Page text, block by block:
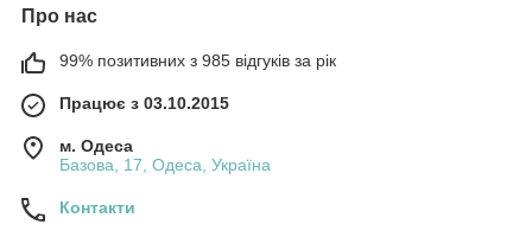
Про нас
99% позитивних з 985 відгуків за рік
Працює з 03.10.2015
м. Одеса
Базова, 17, Одеса, Україна
Контакти